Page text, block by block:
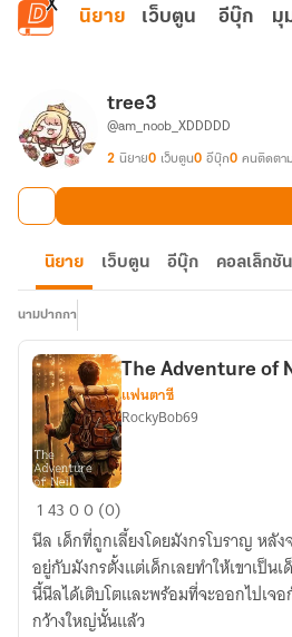
ข้ามไปยังเนื้อหาหลัก
นิยาย เว็บตูน อีบุ๊ก มุ
tree3
@am_noob_XDDDDD
2 นิยาย0 เว็บตูน0 อีบุ๊ก0 คนติดตาม
นิยาย เว็บตูน อีบุ๊ก คอลเล็กชัน
นามปากกา
The
Adventure
of
Neil
The Adventure of
แฟนตาซี
RockyBob69
14300 (0)
นีล เด็กที่ถูกเลี้ยงโดยมังกรโบราญ หลัง
อยู่กับมังกรตั้งแต่เด็กเลยทำให้เขาเป็
นี้นีลได้เติบโตและพร้อมที่จะออกไปเจ
กว้างใหญ่นั้นแล้ว